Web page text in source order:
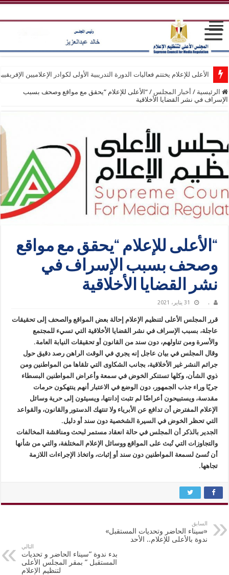
الأعلى للإعلام يختتم فعاليات الدورة التدريبية الأولى لكوادر الإعلاميين
الرئيسية / أخبار المجلس / “الأعلى للإعلام “يحقق مع مواقع وصحف بسبب
الإسراف في نشر القضايا الأخلاقية
“الأعلى للإعلام “يحقق مع مواقع
وصحف بسبب الإسراف في
نشر القضايا الأخلاقية
. 31 يناير، 2021
قرر المجلس الأعلى لتنظيم الإعلام إحالة بعض المواقع والصحف إلى تحقيقات
عاجلة، بسبب الإسراف في نشر القضايا الأخلاقية التي تسيء للمجتمع
والأسرة ومن تناولهم، دون سند من القانون أو تحقيقات النيابة العامة.
وقال المجلس في بيان عاجل إنه يجري في الوقت الراهن رصد دقيق حول
جرائم النشر غير الأخلاقية، بجانب الشكاوى التي تلقاها من المواطنين ومن
ذوي الشأن، وكلها تستنكر الخوض في سمعة وأعراض المواطنين البسطاء
جريًا وراء جذب الجمهور، دون الوضع في الاعتبار أنهم ينتهكون حرمات
مقدسة، ويستبيحون أعراضًا لم تثبت إدانتها، ويسيئون إلى حرية وسائل
الإعلام المفترض أن تدافع عن الأبرياء ولا تنتهك الدستور والقانون، والقواعد
التي تحظر الخوض في السيرة الشخصية دون سند أو دليل.
الجدير بالذكر أن المجلس في حالة انعقاد مستمر لبحث ومناقشة المخالفات
والتجاوزات التي تُبث على المواقع ووسائل الإعلام المختلفة، والتي من شأنها
أن تُسئ لسمعة المواطنين دون سند أو إثبات، واتخاذ الإجراءات اللازمة
تجاهها.
السابق
«سيناء الحاضر وتحديات المستقبل»
ندوة بالأعلى للإعلام.. الأحد
التالي
بدء ندوة “سيناء الحاضر و تحديات
المستقبل ” بمقر المجلس الأعلى
لتنظيم الإعلام